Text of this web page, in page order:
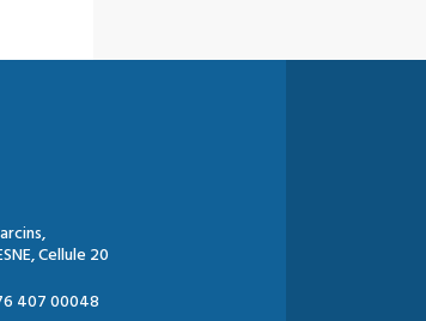
Cellule 20
407 00048